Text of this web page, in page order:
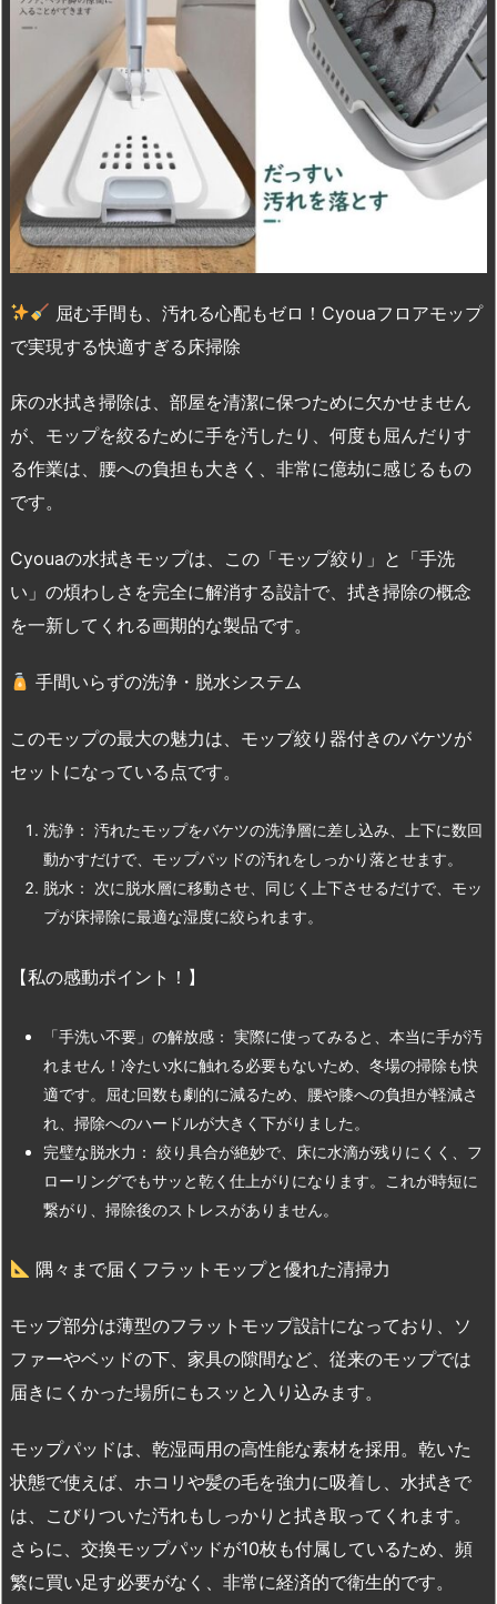
d
n
k
y
d
s
r
ar o
p.
io
屈む手間も、汚れる心配もゼロ！Cyouaフロアモップ
で実現する快適すぎる床掃除
床の水拭き掃除は、部屋を清潔に保つために欠かせません
が、モップを絞るために手を汚したり、何度も屈んだりす
る作業は、腰への負担も大きく、非常に億劫に感じるもの
です。
Cyouaの水拭きモップは、この「モップ絞り」と「手洗
い」の煩わしさを完全に解消する設計で、拭き掃除の概念
を一新してくれる画期的な製品です。
手間いらずの洗浄・脱水システム
このモップの最大の魅力は、モップ絞り器付きのバケツが
セットになっている点です。
洗浄： 汚れたモップをバケツの洗浄層に差し込み、上下に数回
動かすだけで、モップパッドの汚れをしっかり落とせます。
脱水： 次に脱水層に移動させ、同じく上下させるだけで、モッ
プが床掃除に最適な湿度に絞られます。
【私の感動ポイント！】
「手洗い不要」の解放感： 実際に使ってみると、本当に手が汚
れません！冷たい水に触れる必要もないため、冬場の掃除も快
適です。屈む回数も劇的に減るため、腰や膝への負担が軽減さ
れ、掃除へのハードルが大きく下がりました。
完璧な脱水力： 絞り具合が絶妙で、床に水滴が残りにくく、フ
ローリングでもサッと乾く仕上がりになります。これが時短に
繋がり、掃除後のストレスがありません。
隅々まで届くフラットモップと優れた清掃力
モップ部分は薄型のフラットモップ設計になっており、ソ
ファーやベッドの下、家具の隙間など、従来のモップでは
届きにくかった場所にもスッと入り込みます。
モップパッドは、乾湿両用の高性能な素材を採用。乾いた
状態で使えば、ホコリや髪の毛を強力に吸着し、水拭きで
は、こびりついた汚れもしっかりと拭き取ってくれます。
さらに、交換モップパッドが10枚も付属しているため、頻
繁に買い足す必要がなく、非常に経済的で衛生的です。